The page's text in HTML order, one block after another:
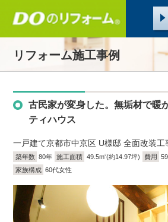
リフォーム施工事例
古民家が変身した。無垢材で暖
ティハウス
一戸建て京都市中京区 U様邸 全面改装工
築年数 80年 施工面積 49.5m2(約14.97坪) 費用
家族構成 60代女性